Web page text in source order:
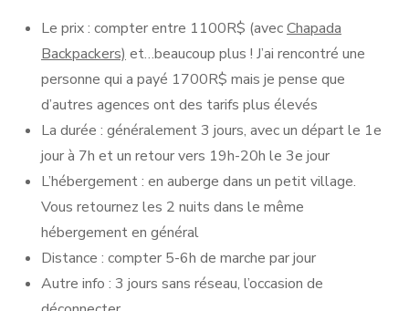
Le prix : compter entre 1100R$ (avecChapada
Backpackers) et…beaucoup plus ! J’ai rencontré une
personne qui a payé 1700R$ mais je pense que
d’autres agences ont des tarifs plus élevés
La durée : généralement 3 jours, avec un départ le 1e
jour à 7h et un retour vers 19h-20h le 3e jour
L’hébergement : en auberge dans un petit village.
Vous retournez les 2 nuits dans le même
hébergement en général
Distance : compter 5-6h de marche par jour
Autre info : 3 jours sans réseau, l’occasion de